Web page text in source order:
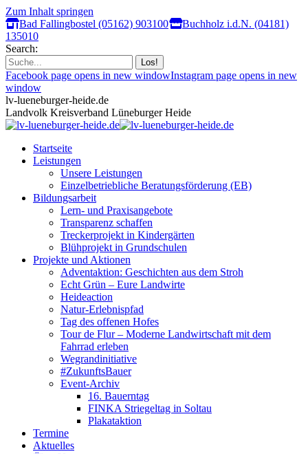
Zum Inhalt springen
Bad Fallingbostel (05162) 903100
Buchholz i.d.N. (04181)
135010
Search:
Facebook page opens in new windowInstagram page opens in new
window
lv-lueneburger-heide.de
Landvolk Kreisverband Lüneburger Heide
Startseite
Leistungen
Unsere Leistungen
Einzelbetriebliche Beratungsförderung (EB)
Bildungsarbeit
Lern- und Praxisangebote
Transparenz schaffen
Treckerprojekt in Kindergärten
Blühprojekt in Grundschulen
Projekte und Aktionen
Adventaktion: Geschichten aus dem Stroh
Echt Grün – Eure Landwirte
Heideaction
Natur-Erlebnispfad
Tag des offenen Hofes
Tour de Flur – Moderne Landwirtschaft mit dem
Fahrrad erleben
Wegrandinitiative
#ZukunftsBauer
Event-Archiv
16. Bauerntag
FINKA Striegeltag in Soltau
Plakataktion
Termine
Aktuelles